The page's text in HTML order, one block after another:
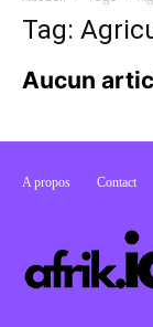
Tag:
Aucun
A propos Contact